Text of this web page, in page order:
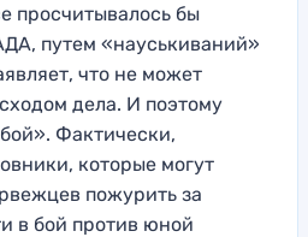
просчитывалось бы
путем «науськиваний»
что не может
дела. И поэтому
Фактически,
которые могут
пожурить за
в бой против юной